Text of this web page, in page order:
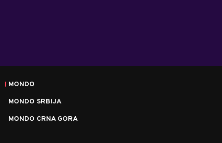
MONDO
MONDO SRBIJA
MONDO CRNA GORA